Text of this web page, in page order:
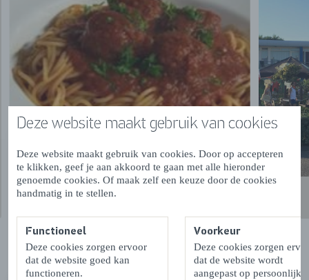
Deze website maakt gebruik van cookies
Deze website maakt gebruik van cookies. Door op accepteren
te klikken, geef je aan akkoord te gaan met alle hieronder
genoemde cookies. Of maak zelf een keuze door de cookies
handmatig in te stellen.
Functioneel
Deze cookies zorgen ervoor
dat de website goed kan
functioneren.
Voorkeur
Deze cookies zorgen
dat de website wordt
aangepast op persoonlijke